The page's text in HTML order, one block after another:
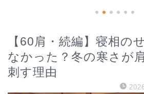
【60肩・続編】寝相の
なかった？冬の寒さが
刺す理由